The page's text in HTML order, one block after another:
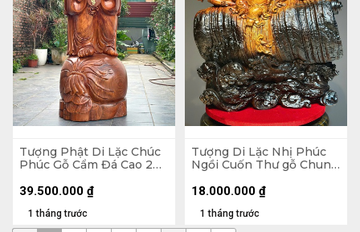
Tượng Phật Di Lặc Chúc
Phúc Gỗ Cẩm Đá Cao 200
1 tháng trước
39.500.000 ₫
Tượng Di Lặc Nhị Phúc
Ngồi Cuốn Thư gỗ Chun
50 Sâu 22 (cm)
1 tháng trước
18.000.000 ₫